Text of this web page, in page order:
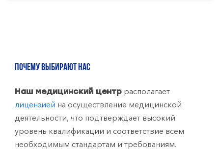
ПОЧЕМУ ВЫБИРАЮТ НАС
Наш медицинский центр располагает
лицензией на осуществление медицинской
деятельности, что подтверждает высокий
уровень квалификации и соответствие всем
необходимым стандартам и требованиям.